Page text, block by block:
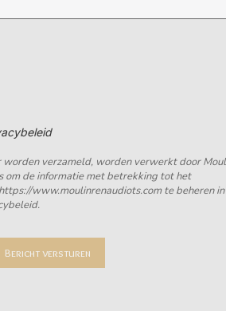
verzameld, worden verwerkt door
om de informatie met betrekking tot het
www.moulinrenaudiots.com te beheren in